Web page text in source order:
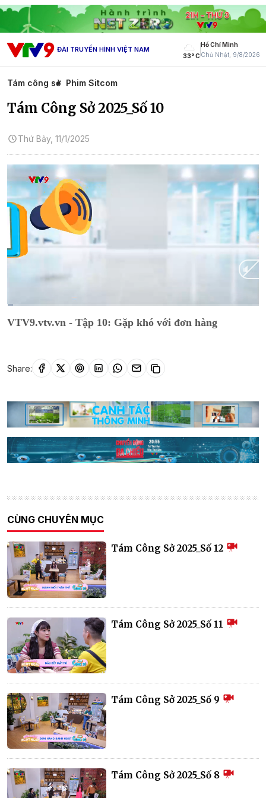
ĐÀI TRUYỀN HÌNH VIỆT NAM
33° C
Hồ Chí Minh
Chủ Nhật, 9/8/2026
Tám công sở Phim Sitcom
Tám Công Sở 2025_Số 10
Thứ Bảy, 11/1/2025
VTV9.vtv.vn - Tập 10: Gặp khó với đơn hàng
Share:
CÙNG CHUYÊN MỤC
Tám Công Sở 2025_Số 12
Tám Công Sở 2025_Số 11
Tám Công Sở 2025_Số 9
Tám Công Sở 2025_Số 8